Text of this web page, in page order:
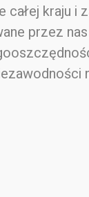
całej kraju i
przez